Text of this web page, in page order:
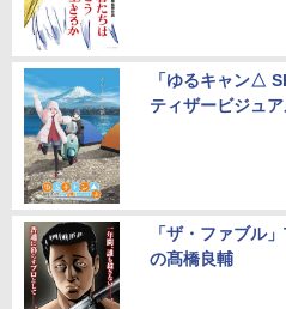
「ゆるキャン△
ティザービジュ
「ザ・ファブル
の髙橋良輔